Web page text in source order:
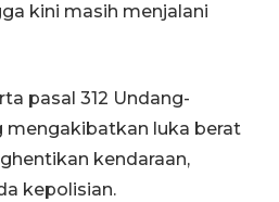
kini masih menjalani
pasal 312 Undang-
mengakibatkan luka berat
kendaraan,
kepolisian.